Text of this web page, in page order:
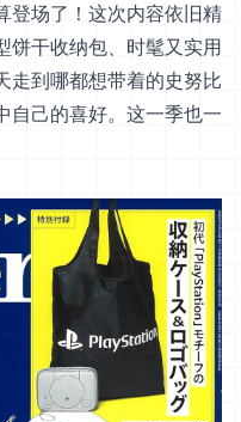
登场了！这次内容依旧精
饼干收纳包、时髦又实用
走到哪都想带着的史努比
自己的喜好。这一季也一